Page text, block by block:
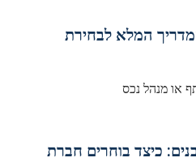
המלא לבחירת
או מנהל נכס
כיצד בוחרים חברת